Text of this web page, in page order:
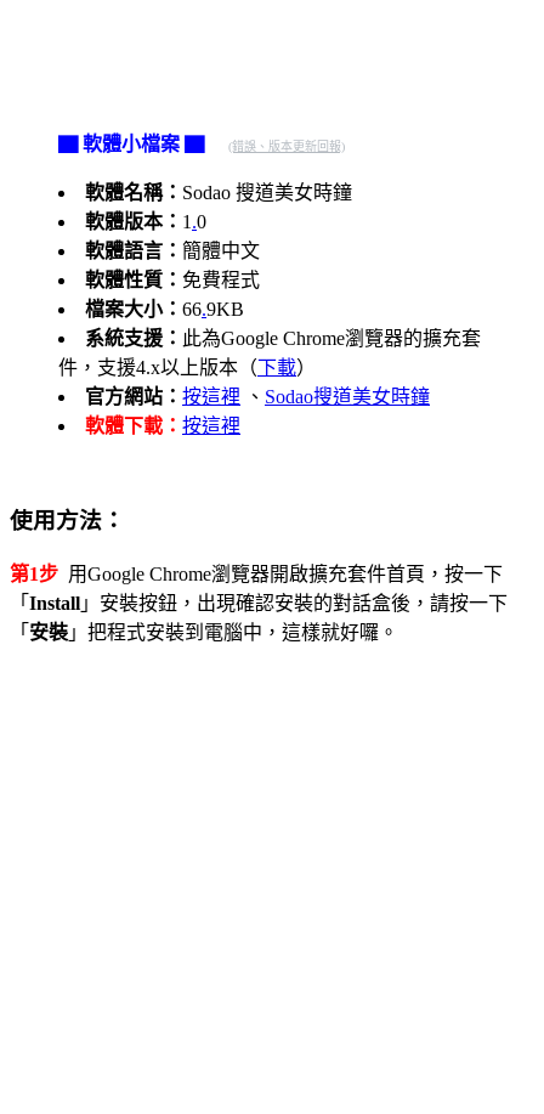
▇ 軟體小檔案 ▇ (錯誤、版本更新回報)
軟體名稱： Sodao 搜道美女時鐘
軟體版本： 1 .0
軟體語言： 簡體中文
軟體性質： 免費程式
檔案大小： 66.9KB
系統支援： 此為Google Chrome瀏覽器的擴充套
件，支援4.x以上版本（下載）
官方網站： 按這裡 、 Sodao搜道美女時鐘
軟體下載： 按這裡
使用方法：
第1步 用Google Chrome瀏覽器開啟擴充套件首頁，按一下
「 Install 」安裝按鈕，出現確認安裝的對話盒後，請按一下
「 安裝 」把程式安裝到電腦中，這樣就好囉。